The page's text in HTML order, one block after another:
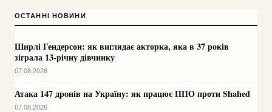
ОСТАННІ НОВИНИ
Ширлі Гендерсон: як виглядає акторка, яка в 37 років
зіграла 13-річну дівчинку
07.08.2026
Атака 147 дронів на Україну: як працює ППО проти Shahed
07.08.2026